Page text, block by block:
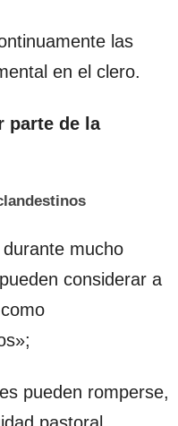
las
en el clero.
parte de la
mucho
considerar a
pueden romperse,